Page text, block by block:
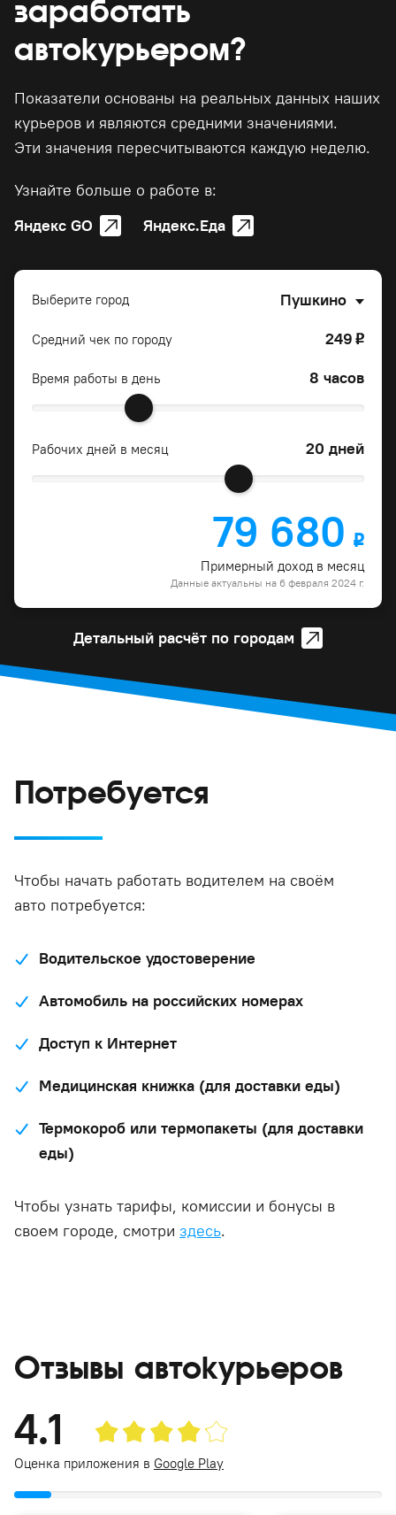
заработать
автокурьером?
Показатели основаны на реальных данных наших
курьеров и являются средними значениями.
Эти значения пересчитываются каждую неделю.
Узнайте больше о работе в:
Яндекс GO
Яндекс.Еда
Выберите город Пушкино
Средний чек по городу 249 o
Время работы в день 8 часов
Рабочих дней в месяц 20 дней
Примерный доход в месяц
79 680 o
Данные актуальны на 6 февраля 2024 г.
Детальный расчёт по городам
Потребуется
Чтобы начать работать водителем на своём
авто потребуется:
Водительское удостоверение
Автомобиль на российских номерах
Доступ к Интернет
Медицинская книжка (для доставки еды)
Термокороб или термопакеты (для доставки
еды)
Чтобы узнать тарифы, комиссии и бонусы в
своем городе, смотри здесь.
Отзывы автокурьеров
4.1
Оценка приложения в Google Play